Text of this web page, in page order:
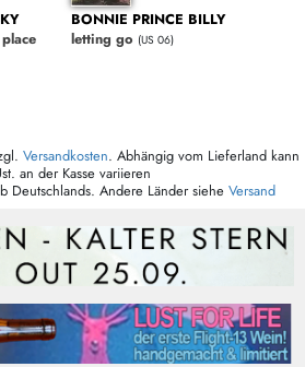
BONNIE PRINCE BILLY
letting go (US 06)
Versandkosten. Abhängig vom Lieferland kann
an der Kasse variieren
Andere Länder siehe Versand